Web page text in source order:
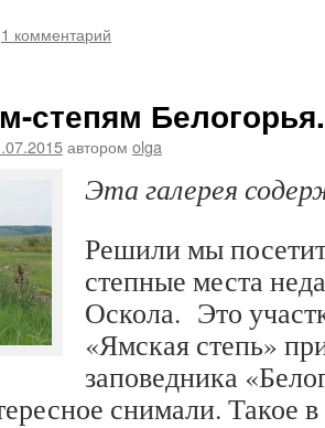
1 комментарий
степям Белогорья.
автором olga
Эта галерея
Решили мы
степные места
Оскола. Это
«Ямская степь»
заповедника
снимали. Такое